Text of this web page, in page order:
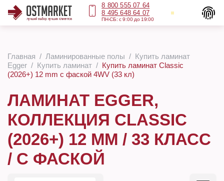
8 800 555 07 64
8 495 648 64 07
ПН-СБ: с 9:00 до 19:00
Главная Ламинированные полы
Купить ламинат
Egger
Купить ламинат
Купить ламинат Classic
(2026+) 12 mm с фаской 4WV (33 кл)
ЛАМИНАТ EGGER,
КОЛЛЕКЦИЯ CLASSIC
(2026+) 12 ММ / 33 КЛАСС
/ С ФАСКОЙ